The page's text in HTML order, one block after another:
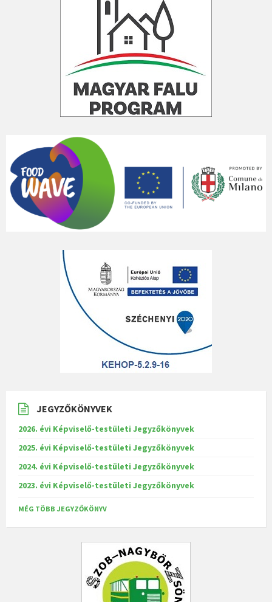
JEGYZŐKÖNYVEK
2026. évi Képviselő-testületi Jegyzőkönyvek
2025. évi Képviselő-testületi Jegyzőkönyvek
2024. évi Képviselő-testületi Jegyzőkönyvek
2023. évi Képviselő-testületi Jegyzőkönyvek
MÉG TÖBB JEGYZŐKÖNYV